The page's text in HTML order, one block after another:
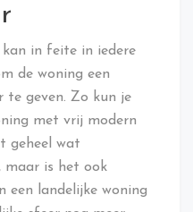
kan in feite in iedere
de woning een
te geven. Zo kun je
met vrij modern
geheel wat
maar is het ook
een landelijke woning